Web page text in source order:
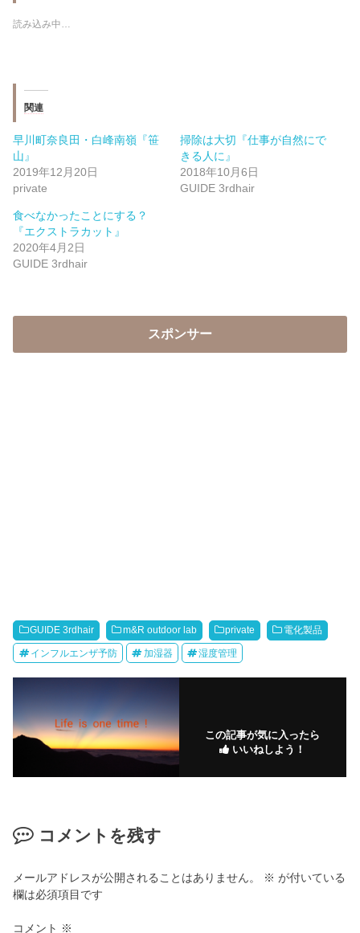
読み込み中…
関連
早川町奈良田・白峰南嶺『笹
山』
2019年12月20日
private
掃除は大切『仕事が自然にで
きる人に』
2018年10月6日
GUIDE 3rdhair
食べなかったことにする？
『エクストラカット』
2020年4月2日
GUIDE 3rdhair
スポンサー
GUIDE 3rdhair m&R outdoor lab private 電化製品
インフルエンザ予防 加湿器 湿度管理
この記事が気に入ったら
いいねしよう！
コメントを残す
メールアドレスが公開されることはありません。 ※ が付いている
欄は必須項目です
コメント ※